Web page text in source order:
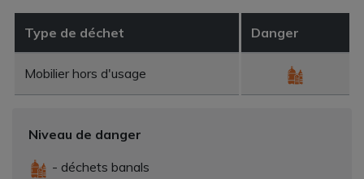
Type de déchet Danger
Mobilier hors d'usage
Niveau de danger
- déchets banals